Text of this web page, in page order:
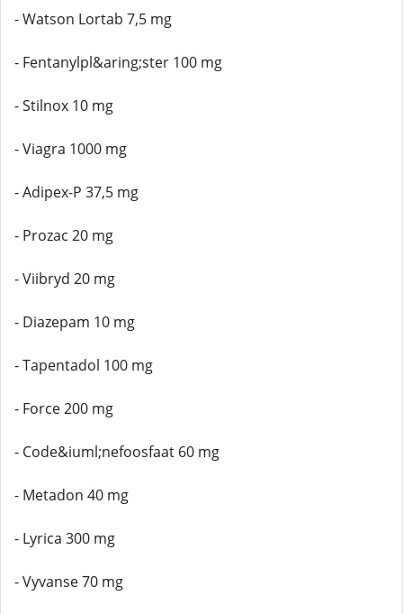
- Watson Lortab 7,5 mg
- Fentanylpl&aring;ster 100 mg
- Stilnox 10 mg
- Viagra 1000 mg
- Adipex-P 37,5 mg
- Prozac 20 mg
- Viibryd 20 mg
- Diazepam 10 mg
- Tapentadol 100 mg
- Force 200 mg
- Code&iuml;nefoosfaat 60 mg
- Metadon 40 mg
- Lyrica 300 mg
- Vyvanse 70 mg